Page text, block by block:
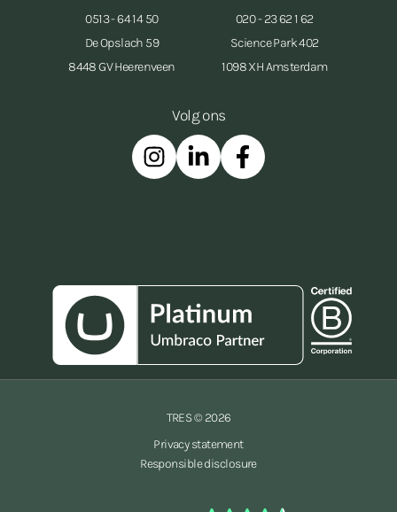
0513 - 64 14 50
De Opslach 59
8448 GV Heerenveen
020 - 23 62 1 62
Science Park 402
1098 XH Amsterdam
Volg ons
InstagramLinkedinFacebook
TRES © 2026
Privacy statement
Responsible disclosure